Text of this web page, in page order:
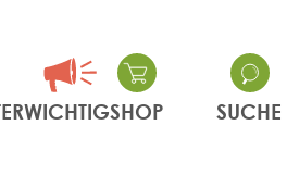
WICHTIGSHOP SUCHE